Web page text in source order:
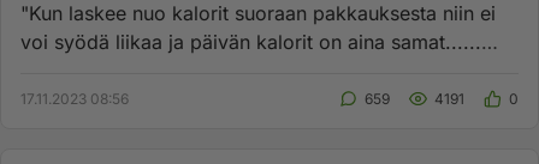
"Kun laskee nuo kalorit suoraan pakkauksesta niin ei
voi syödä liikaa ja päivän kalorit on aina samat......
17.11.2023 08:56 659 4191 0